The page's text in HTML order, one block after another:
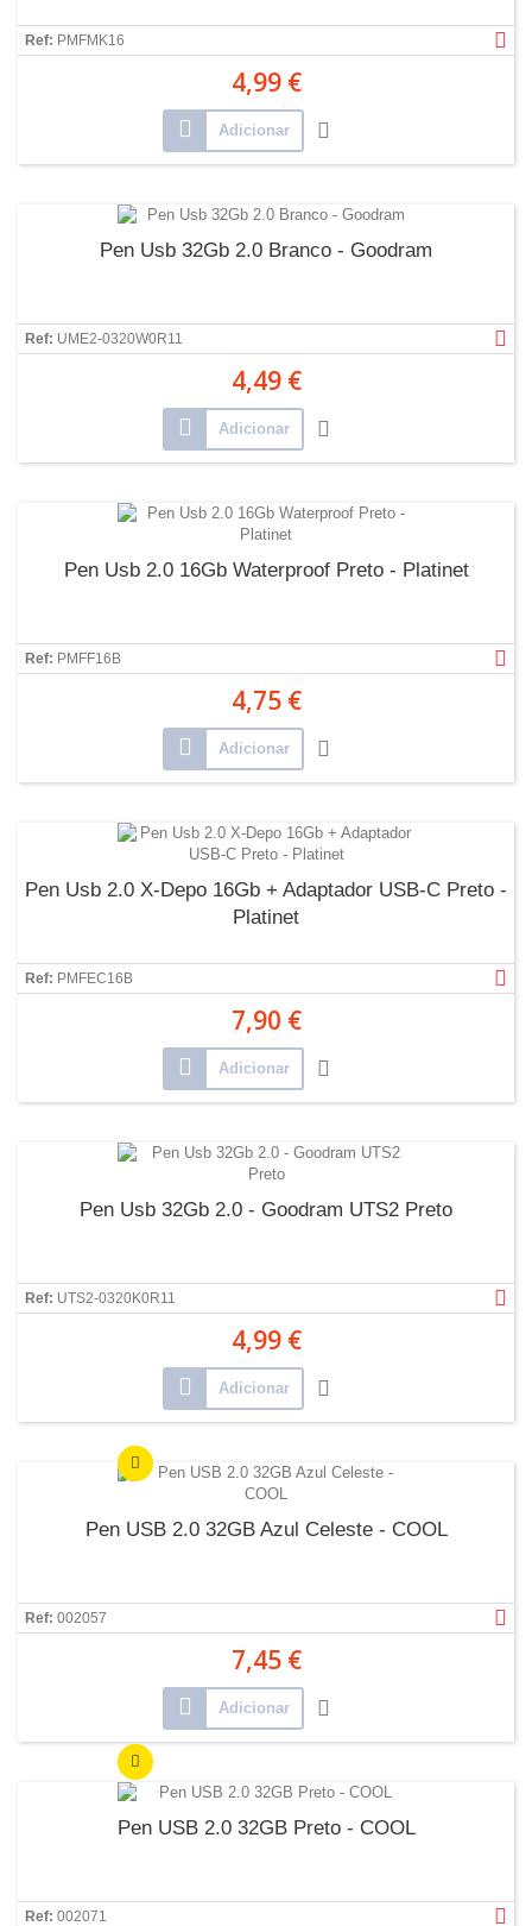
Ref: PMFMK16
4,99 €
Adicionar
Pen Usb 32Gb 2.0 Branco - Goodram
Ref: UME2-0320W0R11
4,49 €
Adicionar
Pen Usb 2.0 16Gb Waterproof Preto - Platinet
Ref: PMFF16B
4,75 €
Adicionar
Pen Usb 2.0 X-Depo 16Gb + Adaptador USB-C Preto -
Platinet
Ref: PMFEC16B
7,90 €
Adicionar
Pen Usb 32Gb 2.0 - Goodram UTS2 Preto
Ref: UTS2-0320K0R11
4,99 €
Adicionar
Pen USB 2.0 32GB Azul Celeste - COOL
Ref: 002057
7,45 €
Adicionar
Pen USB 2.0 32GB Preto - COOL
Ref: 002071